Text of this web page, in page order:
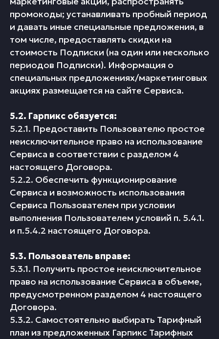
промокоды; устанавливать пробный период
и давать иные специальные предложения, в
том числе, предоставлять скидки на
стоимость Подписки (на один или несколько
периодов Подписки). Информация о
специальных предложениях/маркетинговых
акциях размещается на сайте Сервиса.
5.2. Гарпикс обязуется:
5.2.1. Предоставить Пользователю простое
неисключительное право на использование
Сервиса в соответствии с разделом 4
настоящего Договора.
5.2.2. Обеспечить функционирование
Сервиса и возможность использования
Сервиса Пользователем при условии
выполнения Пользователем условий п. 5.4.1.
и п.5.4.2 настоящего Договора.
5.3. Пользователь вправе:
5.3.1. Получить простое неисключительное
право на использование Сервиса в объеме,
предусмотренном разделом 4 настоящего
Договора.
5.3.2. Самостоятельно выбирать Тарифный
план из предложенных Гарпикс Тарифных